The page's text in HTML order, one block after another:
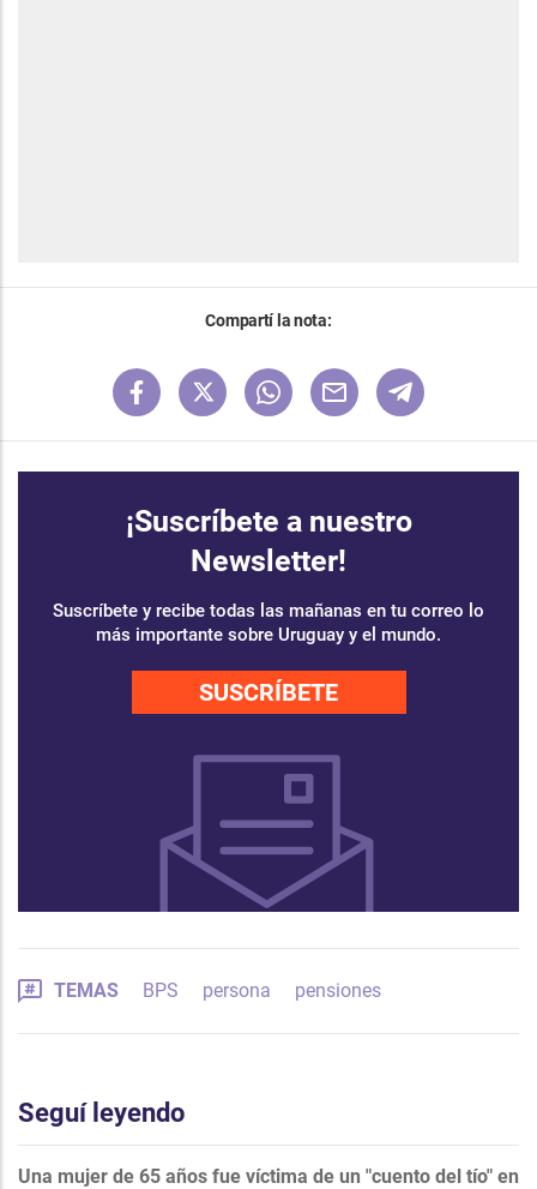
Compartí la nota:
¡Suscríbete a nuestro
Newsletter!
Suscríbete y recibe todas las mañanas en tu correo lo
más importante sobre Uruguay y el mundo.
SUSCRÍBETE
TEMAS BPS persona pensiones
Seguí leyendo
Una mujer de 65 años fue víctima de un "cuento del tío" en